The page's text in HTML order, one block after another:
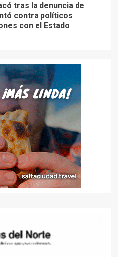
tras la denuncia de
contra políticos
con el Estado